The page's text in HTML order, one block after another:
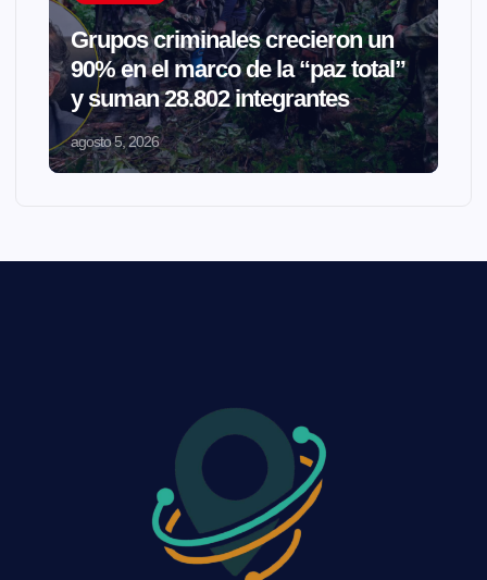
Grupos criminales crecieron un
90% en el marco de la “paz total”
y suman 28.802 integrantes
agosto 5, 2026